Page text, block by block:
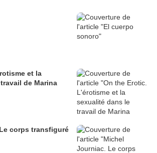
et la
de Marina
corps transfiguré